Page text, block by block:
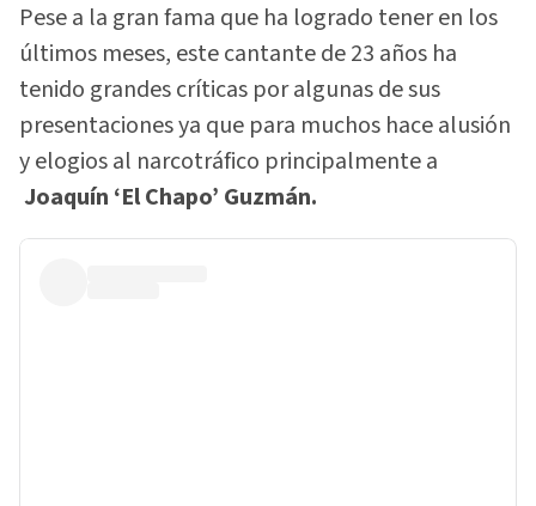
Pese a la gran fama que ha logrado tener en los
últimos meses, este cantante de 23 años ha
tenido grandes críticas por algunas de sus
presentaciones ya que para muchos hace alusión
y elogios al narcotráfico principalmente a
Joaquín ‘El Chapo’ Guzmán.